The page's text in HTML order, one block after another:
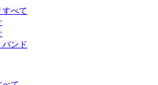
すべて
ンド